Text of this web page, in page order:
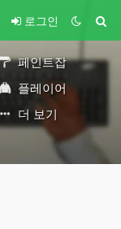
로그인
페인트잡
플레이어
더 보기